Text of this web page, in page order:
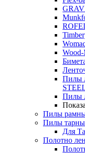
Пилы
Пилы
Пилы
Пилы
Для
Полотно